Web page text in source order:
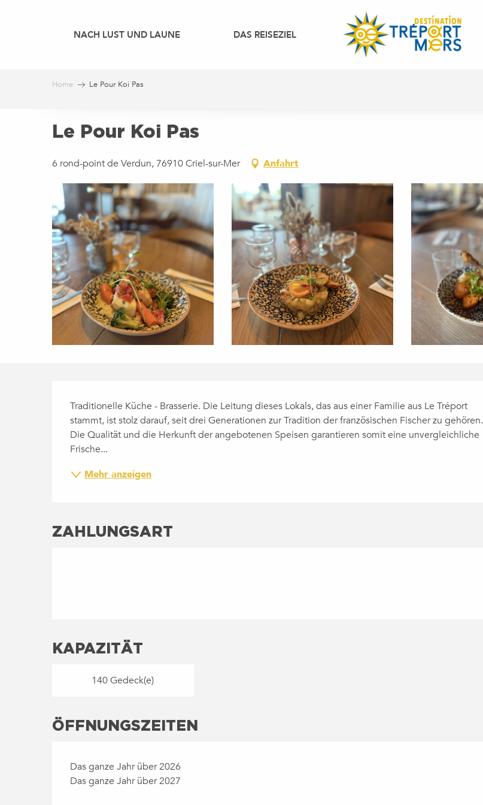
NACH LUST UND LAUNE DAS REISEZIEL
Home Le Pour Koi Pas
Le Pour Koi Pas
6 rond-point de Verdun, 76910 Criel-sur-Mer Anfahrt
Traditionelle Küche - Brasserie. Die Leitung dieses Lokals, das aus einer Familie aus Le Tréport
stammt, ist stolz darauf, seit drei Generationen zur Tradition der französischen Fischer zu gehören.
Die Qualität und die Herkunft der angebotenen Speisen garantieren somit eine unvergleichliche
Frische...
Mehr anzeigen
ZAHLUNGSART
KAPAZITÄT
140 Gedeck(e)
ÖFFNUNGSZEITEN
Das ganze Jahr über 2026
Das ganze Jahr über 2027